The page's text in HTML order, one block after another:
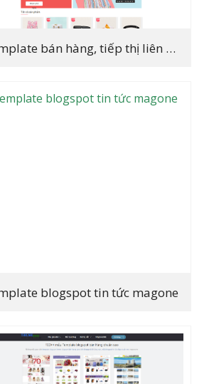
Template bán hàng, tiếp thị liên kết thời trang fashion
blogspot tin tức magone